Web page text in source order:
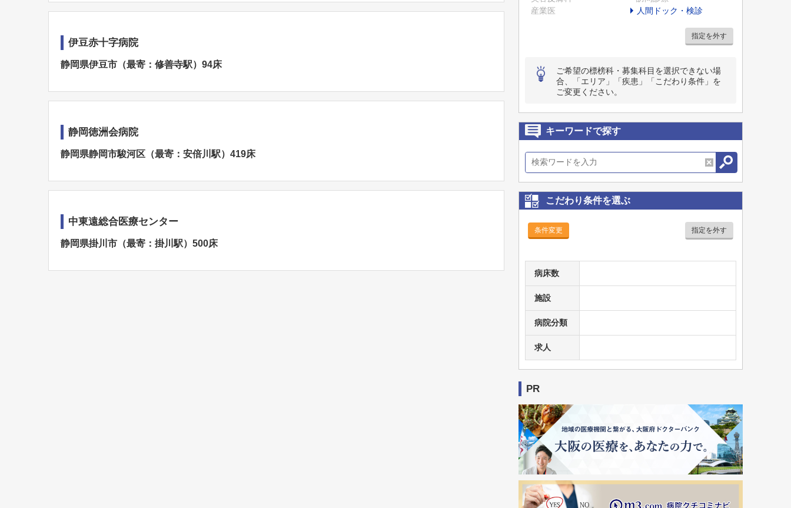
伊豆赤十字病院
静岡県伊豆市（最寄：修善寺駅）94床
静岡徳洲会病院
静岡県静岡市駿河区（最寄：安倍川駅）419床
中東遠総合医療センター
静岡県掛川市（最寄：掛川駅）500床
産業医
人間ドック・検診
指定を外す
ご希望の標榜科・募集科目を選択できない場
合、「エリア」「疾患」「こだわり条件」を
ご変更ください。
キーワードで探す
こだわり条件を選ぶ
条件変更 指定を外す
病床数
施設
病院分類
求人
PR